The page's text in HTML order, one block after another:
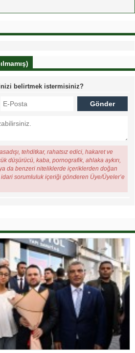
belirtmek istermisiniz?
tehditkar, rahatsız edici, hakaret ve
düşürücü, kaba, pornografik, ahlaka aykırı,
da benzeri niteliklerde içeriklerden doğan
sorumluluk içeriği gönderen Üye/Üyeler’e